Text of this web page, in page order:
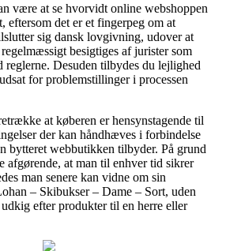
være at se hvorvidt online webshoppen
eftersom det er et fingerpeg om at
sig dansk lovgivning, udover at
besigtiges af jurister som
reglerne. Desuden tilbydes du lejlighed
for problemstillinger i processen
at køberen er hensynstagende til
der kan håndhæves i forbindelse
bytteret webbutikken tilbyder. På grund
afgørende, at man til enhver tid sikrer
man senere kan vidne om sin
– Skibukser – Dame – Sort, uden
efter produkter til en herre eller